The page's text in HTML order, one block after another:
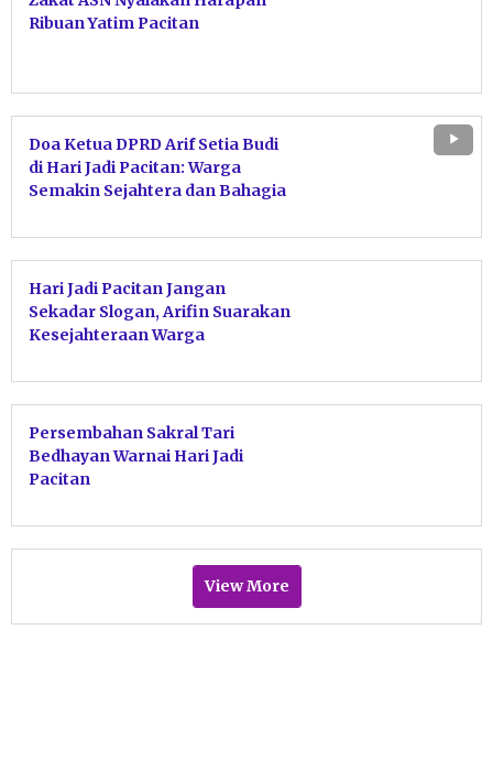
Ribuan Yatim Pacitan
Doa Ketua DPRD Arif Setia Budi
di Hari Jadi Pacitan: Warga
Semakin Sejahtera dan Bahagia
Hari Jadi Pacitan Jangan
Sekadar Slogan, Arifin Suarakan
Kesejahteraan Warga
Persembahan Sakral Tari
Bedhayan Warnai Hari Jadi
Pacitan
View More